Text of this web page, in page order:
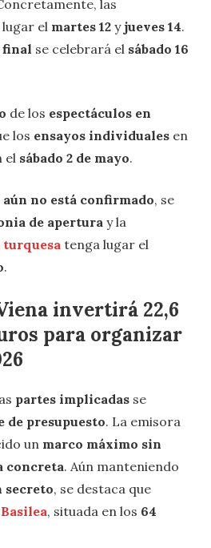
las
el martes 12 yjueves 14.
final se celebrará el sábado 16
de los espectáculos en
los ensayos individuales en
el sábado 2 de mayo.
aún no está confirmado, se
de apertura y la
tenga lugar el
.
invertirá 22,6
para organizar
partes implicadas se
de presupuesto. La emisora
un marco máximo sin
concreta. Aún manteniendo
secreto, se destaca que
Basilea, situada en los 64